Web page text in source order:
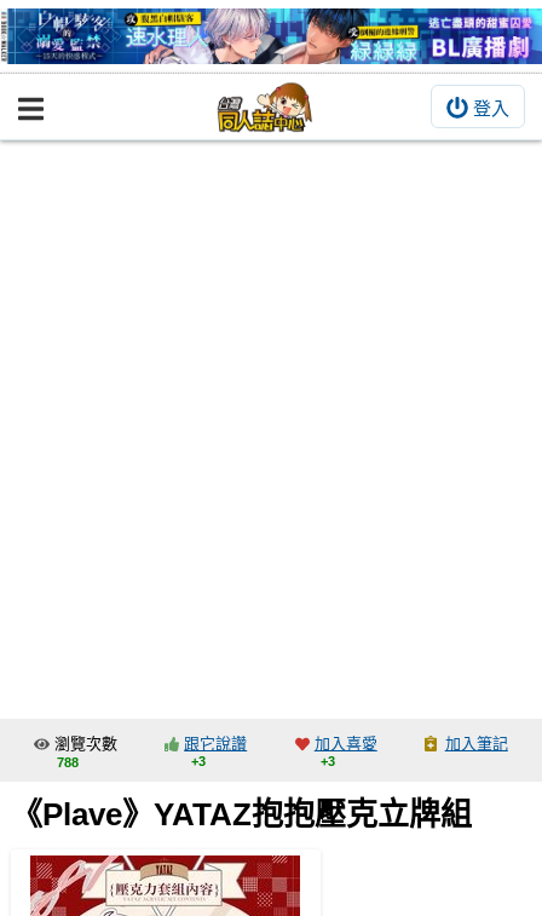
登入
BOOKY書集倉庫
交流中心
攤位轉讓區
會員中心
瀏覽次數
788
跟它說讚
+3
加入喜愛
+3
加入筆記
《Plave》YATAZ抱抱壓克立牌組